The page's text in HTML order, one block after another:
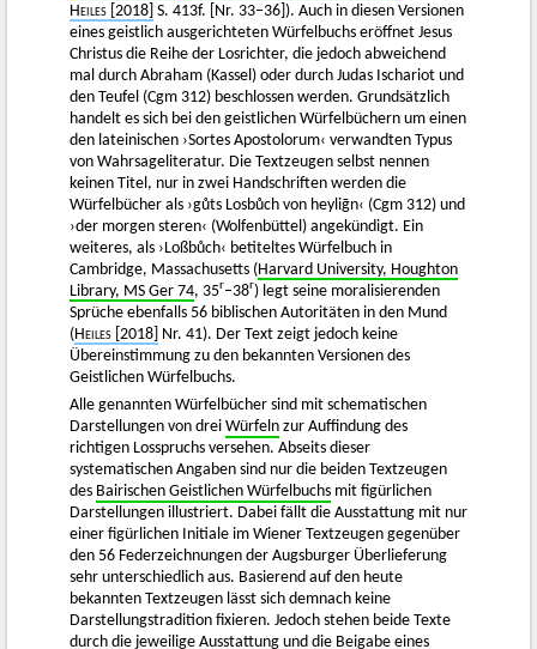
Heiles [2018] S. 413f. [Nr. 33–36]). Auch in diesen Versionen
eines geistlich ausgerichteten Würfelbuchs eröffnet Jesus
Christus die Reihe der Losrichter, die jedoch abweichend
mal durch Abraham (Kassel) oder durch Judas Ischariot und
den Teufel (Cgm 312) beschlossen werden. Grundsätzlich
handelt es sich bei den geistlichen Würfelbüchern um einen
den lateinischen ›Sortes Apostolorum‹ verwandten Typus
von Wahrsageliteratur. Die Textzeugen selbst nennen
keinen Titel, nur in zwei Handschriften werden die
Würfelbücher als ›gůts Losbůch von heyliḡn‹ (Cgm 312) und
›der morgen steren‹ (Wolfenbüttel) angekündigt. Ein
weiteres, als ›Loßbůch‹ betiteltes Würfelbuch in
Cambridge, Massachusetts ( Harvard University, Houghton
Library, MS Ger 74, 35r–38r) legt seine moralisierenden
Sprüche ebenfalls 56 biblischen Autoritäten in den Mund
( Heiles [2018] Nr. 41). Der Text zeigt jedoch keine
Übereinstimmung zu den bekannten Versionen des
Geistlichen Würfelbuchs.
Alle genannten Würfelbücher sind mit schematischen
Darstellungen von drei Würfeln zur Auffindung des
richtigen Losspruchs versehen. Abseits dieser
systematischen Angaben sind nur die beiden Textzeugen
des Bairischen Geistlichen Würfelbuchs mit figürlichen
Darstellungen illustriert. Dabei fällt die Ausstattung mit nur
einer figürlichen Initiale im Wiener Textzeugen gegenüber
den 56 Federzeichnungen der Augsburger Überlieferung
sehr unterschiedlich aus. Basierend auf den heute
bekannten Textzeugen lässt sich demnach keine
Darstellungstradition fixieren. Jedoch stehen beide Texte
durch die jeweilige Ausstattung und die Beigabe eines